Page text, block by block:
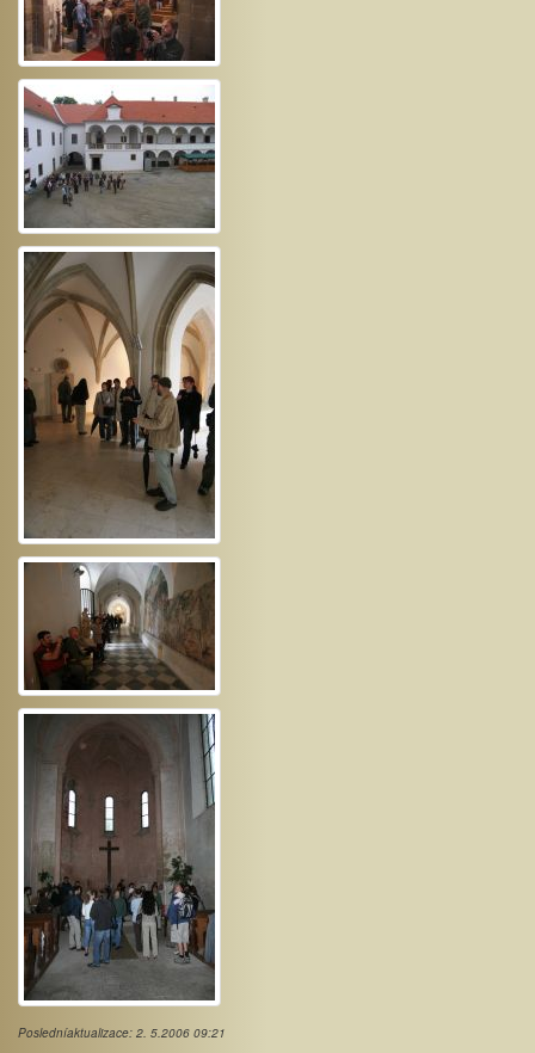
Posledníaktualizace: 2. 5.2006 09:21